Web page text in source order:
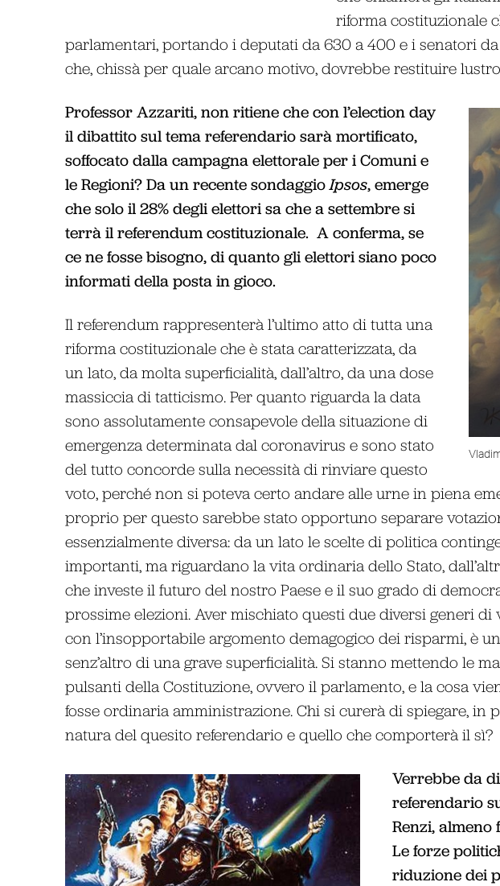
riforma costituzionale
parlamentari, portando i deputati da 630 a 400 e i senatori
che, chissà per quale arcano motivo, dovrebbe restituire
Professor Azzariti, non ritiene che con l’election day
il dibattito sul tema referendario sarà mortificato,
soffocato dalla campagna elettorale per i Comuni e
le Regioni? Da un recente sondaggioIpsos, emerge
che solo il 28% degli elettori sa che a settembre si
terrà il referendum costituzionale. A conferma, se
ce ne fosse bisogno, di quanto gli elettori siano poco
informati della posta in gioco.
Il referendum rappresenterà l’ultimo atto di tutta una
riforma costituzionale che è stata caratterizzata, da
un lato, da molta superficialità, dall’altro, da una dose
massiccia di tatticismo. Per quanto riguarda la data
sono assolutamente consapevole della situazione di
emergenza determinata dal coronavirus e sono stato
del tutto concorde sulla necessità di rinviare questo
voto, perché non si poteva certo andare alle urne in piena
proprio per questo sarebbe stato opportuno separare
essenzialmente diversa: da un lato le scelte di politica
importanti, ma riguardano la vita ordinaria dello Stato,
che investe il futuro del nostro Paese e il suo grado di
prossime elezioni. Aver mischiato questi due diversi generi
con l’insopportabile argomento demagogico dei risparmi, è
senz’altro di una grave superficialità. Si stanno mettendo le
pulsanti della Costituzione, ovvero il parlamento, e la cosa
fosse ordinaria amministrazione. Chi si curerà di spiegare, in
natura del quesito referendario e quello che comporterà il sì?
Verrebbe da
referendario
Renzi, almeno
Le forze
riduzione dei